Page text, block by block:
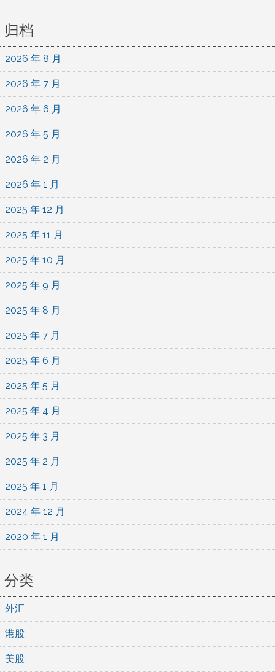
归档
2026 年 8 月
2026 年 7 月
2026 年 6 月
2026 年 5 月
2026 年 2 月
2026 年 1 月
2025 年 12 月
2025 年 11 月
2025 年 10 月
2025 年 9 月
2025 年 8 月
2025 年 7 月
2025 年 6 月
2025 年 5 月
2025 年 4 月
2025 年 3 月
2025 年 2 月
2025 年 1 月
2024 年 12 月
2020 年 1 月
分类
外汇
港股
美股